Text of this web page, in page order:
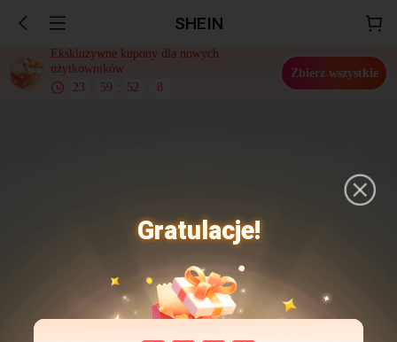
SHEIN
Ekskluzywne kupony dla nowych
użytkowników
23 : 59 : 52 7
Zbierz wszystkie
Gratulacje!